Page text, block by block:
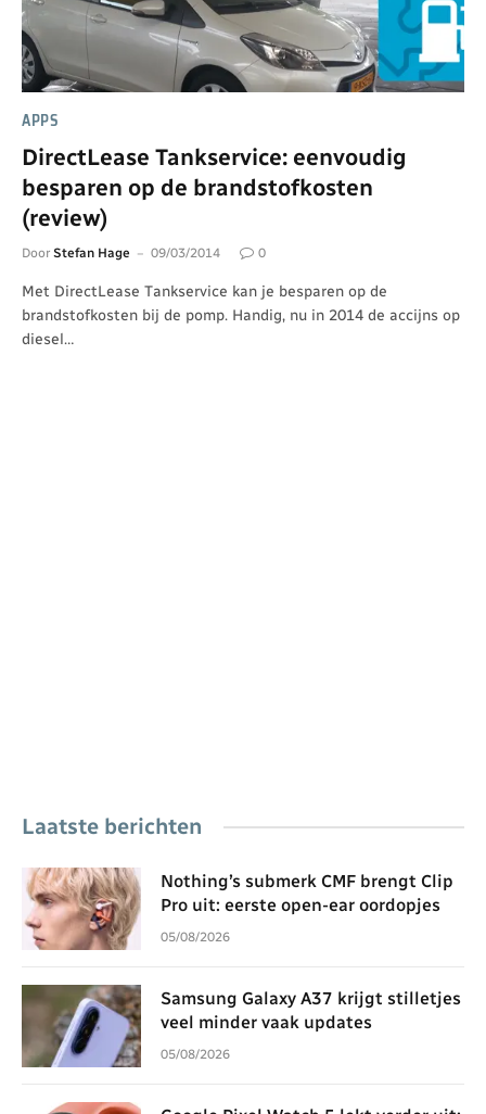
APPS
DirectLease Tankservice: eenvoudig
besparen op de brandstofkosten
(review)
Door Stefan Hage 09/03/2014 0
Met DirectLease Tankservice kan je besparen op de
brandstofkosten bij de pomp. Handig, nu in 2014 de accijns op
diesel…
Laatste berichten
Nothing’s submerk CMF brengt Clip
Pro uit: eerste open-ear oordopjes
05/08/2026
Samsung Galaxy A37 krijgt stilletjes
veel minder vaak updates
05/08/2026